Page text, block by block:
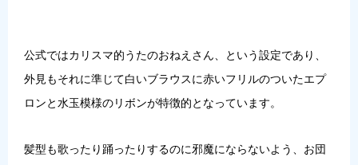
公式ではカリスマ的うたのおねえさん、という設定であり、
外見もそれに準じて白いブラウスに赤いフリルのついたエプ
ロンと水玉模様のリボンが特徴的となっています。
髪型も歌ったり踊ったりするのに邪魔にならないよう、お団